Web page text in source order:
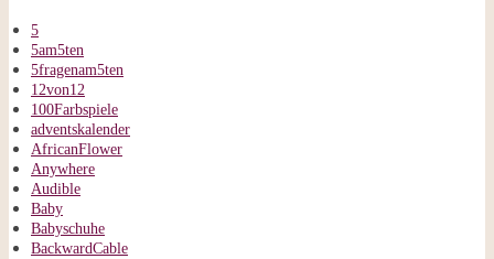
5
5am5ten
5fragenam5ten
12von12
100Farbspiele
adventskalender
AfricanFlower
Anywhere
Audible
Baby
Babyschuhe
BackwardCable